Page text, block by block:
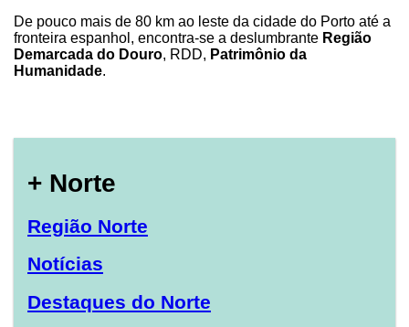
De pouco mais de 80 km ao leste da cidade do Porto até a
fronteira espanhol, encontra-se a deslumbrante Região
Demarcada do Douro, RDD, Patrimônio da
Humanidade.
+ Norte
Região Norte
Notícias
Destaques do Norte